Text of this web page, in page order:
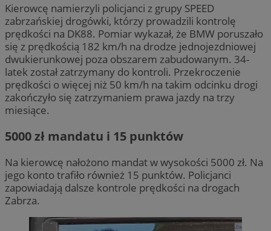
Kierowcę namierzyli policjanci z grupy SPEED
zabrzańskiej drogówki, którzy prowadzili kontrolę
prędkości na DK88. Pomiar wykazał, że BMW poruszało
się z prędkością 182 km/h na drodze jednojezdniowej
dwukierunkowej poza obszarem zabudowanym. 34-
latek został zatrzymany do kontroli. Przekroczenie
prędkości o więcej niż 50 km/h na takim odcinku drogi
zakończyło się zatrzymaniem prawa jazdy na trzy
miesiące.
5000 zł mandatu i 15 punktów
Na kierowcę nałożono mandat w wysokości 5000 zł. Na
jego konto trafiło również 15 punktów. Policjanci
zapowiadają dalsze kontrole prędkości na drogach
Zabrza.